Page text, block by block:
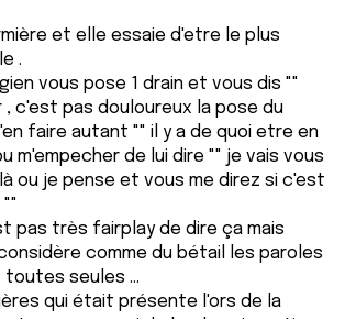
et elle essaie d'etre le plus
.
vous pose 1 drain et vous dis ""
c'est pas douloureux la pose du
faire autant "" il y a de quoi etre en
m'empecher de lui dire "" je vais vous
ou je pense et vous me direz si c'est
""
pas très fairplay de dire ça mais
comme du bétail les paroles
seules ...
qui était présente l'ors de la